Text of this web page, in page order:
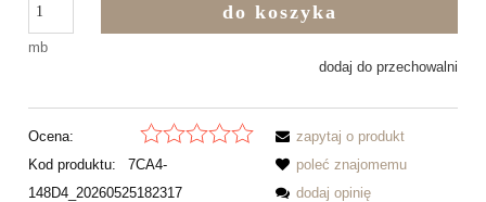
mb
do koszyka
dodaj do przechowalni
Ocena:
Kod produktu:
7CA4-
148D4_20260525182317
zapytaj o produkt
poleć znajomemu
dodaj opinię